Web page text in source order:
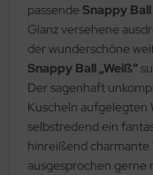
passende Snappy Ball
Glanz versehene
der wunderschöne
Snappy Ball „Weiß“
Der sagenhaft
Kuscheln aufgelegten
selbstredend ein
hinreißend charmante
ausgesprochen gerne